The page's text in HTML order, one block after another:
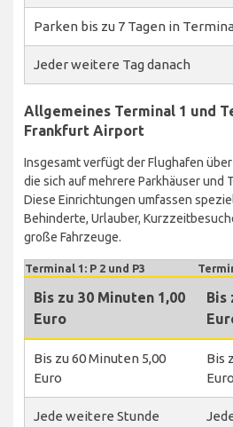
Parken bis zu 7 Tagen in
Jeder weitere Tag danach
Allgemeines Terminal 1 und
Frankfurt Airport
Insgesamt verfügt der Flughafen
die sich auf mehrere Parkhäuser und
Diese Einrichtungen umfassen
Behinderte, Urlauber,
große Fahrzeuge.
Terminal 1: P 2 und P3
Bis zu 30 Minuten 1,00
Euro
Bis
Bis zu 60 Minuten 5,00
Euro
Bis
Euro
Jede weitere Stunde